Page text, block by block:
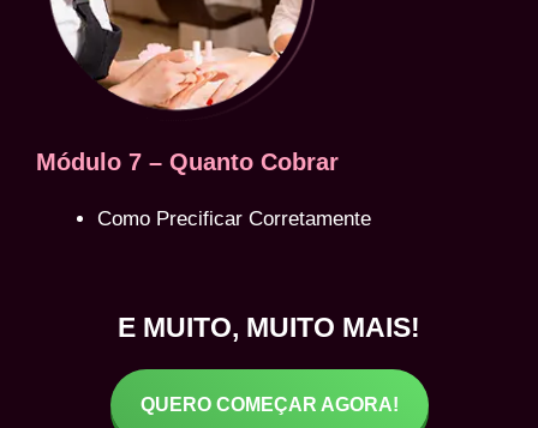
Módulo 7 – Quanto Cobrar
Como Precificar Corretamente
E MUITO, MUITO MAIS!
QUERO COMEÇAR AGORA!